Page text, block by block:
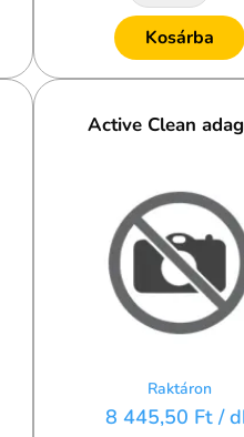
Kosárba
Active Clean
Raktáron
8 445,50 Ft /